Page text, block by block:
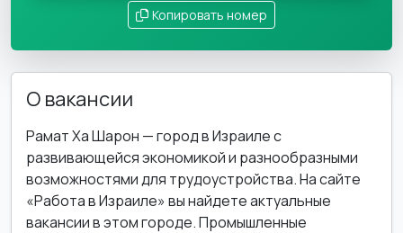
Копировать номер
О вакансии
Рамат Ха Шарон — город в Израиле с
развивающейся экономикой и разнообразными
возможностями для трудоустройства. На сайте
«Работа в Израиле» вы найдете актуальные
вакансии в этом городе. Промышленные